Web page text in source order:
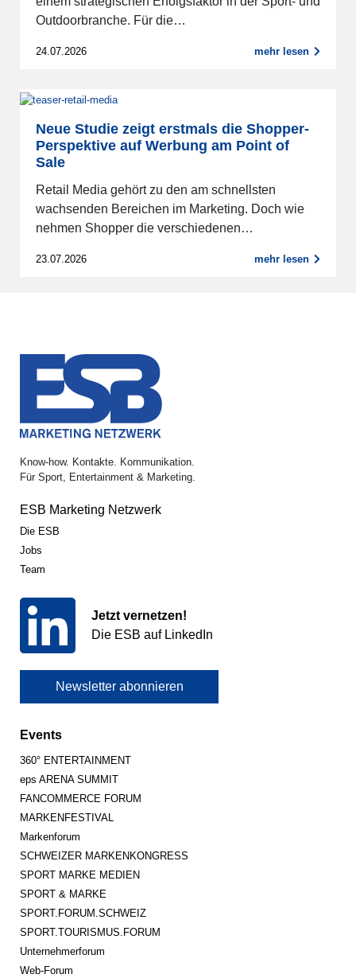
Outdoorbranche. Für die…
24.07.2026 mehr lesen
Neue Studie zeigt erstmals die Shopper-
Perspektive auf Werbung am Point of
Sale
Retail Media gehört zu den am schnellsten
wachsenden Bereichen im Marketing. Doch wie
nehmen Shopper die verschiedenen…
23.07.2026 mehr lesen
Know-how. Kontakte. Kommunikation.
Für Sport, Entertainment & Marketing.
ESB Marketing Netzwerk
Die ESB
Jobs
Team
Jetzt vernetzen!
Die ESB auf LinkedIn
Newsletter abonnieren
Events
360° ENTERTAINMENT
eps ARENA SUMMIT
FANCOMMERCE FORUM
MARKENFESTIVAL
Markenforum
SCHWEIZER MARKENKONGRESS
SPORT MARKE MEDIEN
SPORT & MARKE
SPORT.FORUM.SCHWEIZ
SPORT.TOURISMUS.FORUM
Unternehmerforum
Web-Forum